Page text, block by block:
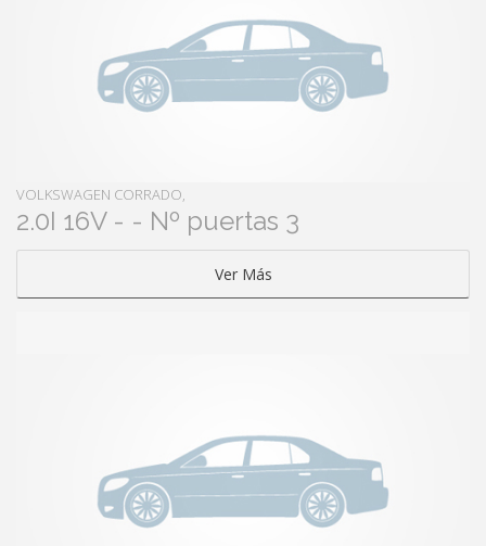
VOLKSWAGEN CORRADO,
2.0I 16V - - Nº puertas 3
Ver Más